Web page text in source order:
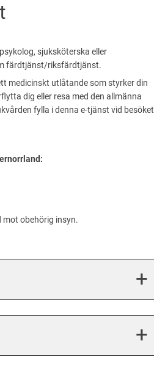
sjuksköterska eller
färdtjänst/riksfärdtjänst.
medicinskt utlåtande som styrker din
dig eller resa med den allmänna
fylla i denna e-tjänst vid besöket
obehörig insyn.